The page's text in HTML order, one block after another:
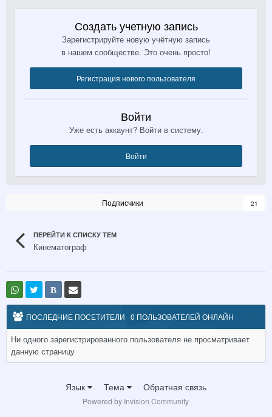
Создать учетную запись
Зарегистрируйте новую учётную запись
в нашем сообществе. Это очень просто!
Регистрация нового пользователя
Войти
Уже есть аккаунт? Войти в систему.
Войти
Подписчики 21
ПЕРЕЙТИ К СПИСКУ ТЕМ
Кинематограф
В
ПОСЛЕДНИЕ ПОСЕТИТЕЛИ 0 ПОЛЬЗОВАТЕЛЕЙ ОНЛАЙН
Ни одного зарегистрированного пользователя не просматривает
данную страницу
Язык Тема Обратная связь
Powered by Invision Community